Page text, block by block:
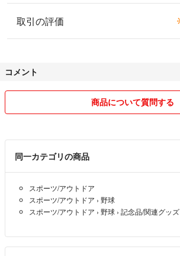
取引の評価
コメント
商品について質問する
同一カテゴリの商品
スポーツ/アウトドア
スポーツ/アウトドア › 野球
スポーツ/アウトドア › 野球 › 記念品/関連グッズ